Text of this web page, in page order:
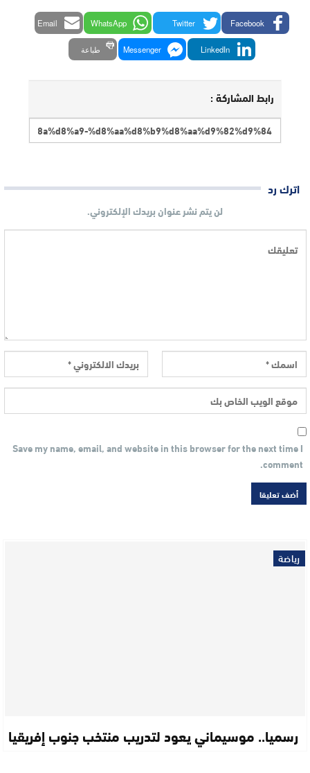
Facebook
Twitter
WhatsApp
Email
LinkedIn
Messenger طباعة
رابط المشاركة :
اترك رد
لن يتم نشر عنوان بريدك الإلكتروني.
Save my name, email, and website in this browser for the next time I
comment.
رياضة
رسميا.. موسيماني يعود لتدريب منتخب جنوب إفريقيا